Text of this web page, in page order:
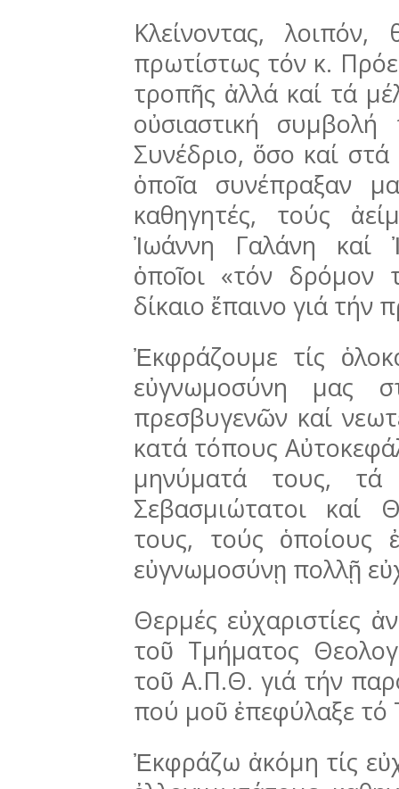
Κλείνοντας,
πρωτίστως τόν κ.
τρο­πῆς ἀλλά καί τά
οὐσιαστική
Συνέδριο, ὅσο καί
ὁποῖα συνέ­πραξαν
καθηγητές, τούς
Ἰωάννη Γαλάνη καί
ὁποῖοι «τόν δρόμον
δίκαιο ἔπαινο γιά τήν
Ἐκφράζουμε τίς
εὐγνωμοσύνη μας
πρεσβυγενῶν καί
κατά τόπους
μηνύματά τους, τά
Σεβασμιώτατοι καί
τους, τούς ὁποίους
εὐγνωμοσύνῃ πολλῇ
Θερμές εὐχαριστίες
τοῦ Τμήματος
τοῦ Α.Π.Θ. γιά τήν
πού μοῦ ἐπε­φύλαξε τό
Ἐκφράζω ἀκόμη τίς